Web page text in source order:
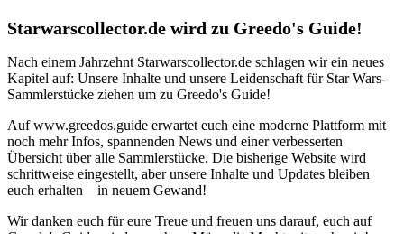
Starwarscollector.de wird zu Greedo's Guide!
Nach einem Jahrzehnt Starwarscollector.de schlagen wir ein neues
Kapitel auf: Unsere Inhalte und unsere Leidenschaft für Star Wars-
Sammlerstücke ziehen um zu Greedo's Guide!
Auf www.greedos.guide erwartet euch eine moderne Plattform mit
noch mehr Infos, spannenden News und einer verbesserten
Übersicht über alle Sammlerstücke. Die bisherige Website wird
schrittweise eingestellt, aber unsere Inhalte und Updates bleiben
euch erhalten – in neuem Gewand!
Wir danken euch für eure Treue und freuen uns darauf, euch auf